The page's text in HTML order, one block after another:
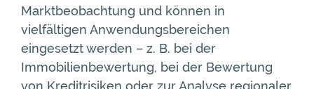
Marktbeobachtung und können in
vielfältigen Anwendungsbereichen
eingesetzt werden – z. B. bei der
Immobilienbewertung, bei der Bewertung
von Kreditrisiken oder zur Analyse regionaler